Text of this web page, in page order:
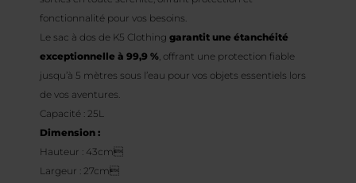
fonctionnalité pour vos besoins.
Le sac à dos de K5 Clothing garantit une étanchéité
exceptionnelle à 99,9 %, offrant une protection fiable
jusqu’à 5 mètres sous l’eau pour vos objets essentiels lors
de vos aventures.
Capacité : 25L
Dimension :
Hauteur : 43cm
Largeur : 27cm